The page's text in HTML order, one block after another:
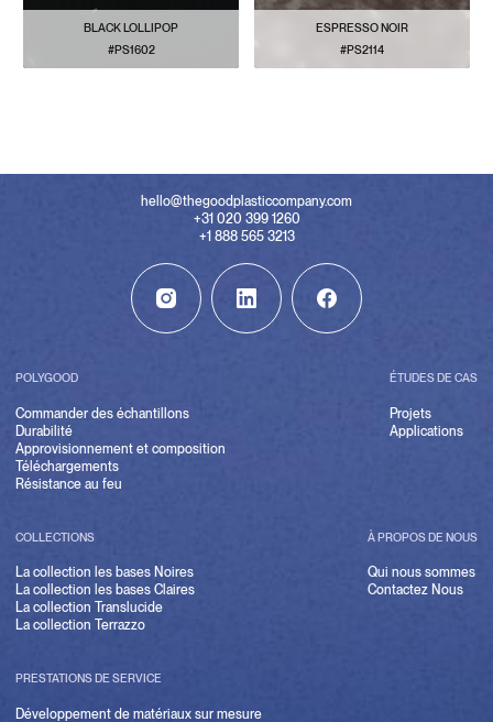
BLACK LOLLIPOP
#PS1602
ESPRESSO NOIR
#PS2114
hello@thegoodplasticcompany.com
+31 020 399 1260
+1 888 565 3213
POLYGOOD
Commander des échantillons
Durabilité
Approvisionnement et composition
Téléchargements
Résistance au feu
ÉTUDES DE CAS
Projets
Applications
COLLECTIONS
La collection les bases Noires
La collection les bases Claires
La collection Translucide
La collection Terrazzo
À PROPOS DE NOUS
Qui nous sommes
Contactez Nous
PRESTATIONS DE SERVICE
Développement de matériaux sur mesure